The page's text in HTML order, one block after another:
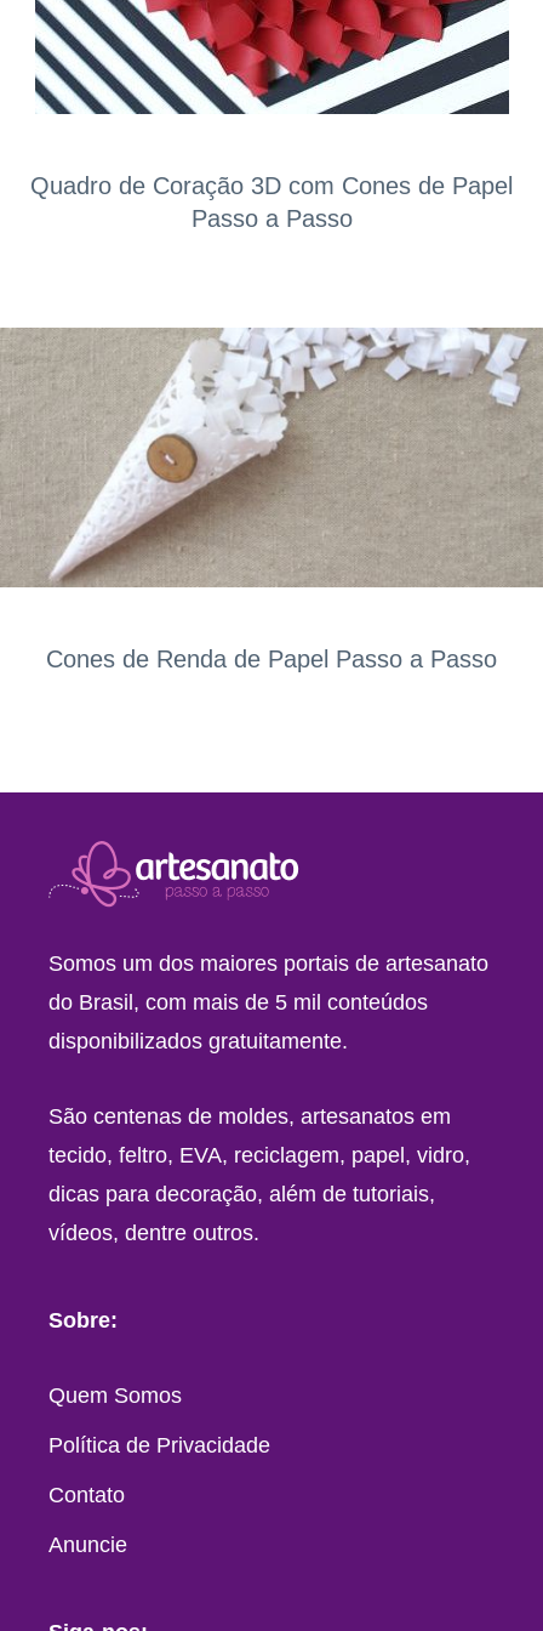
Quadro de Coração 3D com Cones de Papel
Passo a Passo
Cones de Renda de Papel Passo a Passo
Somos um dos maiores portais de artesanato
do Brasil, com mais de 5 mil conteúdos
disponibilizados gratuitamente.
São centenas de moldes, artesanatos em
tecido, feltro, EVA, reciclagem, papel, vidro,
dicas para decoração, além de tutoriais,
vídeos, dentre outros.
Sobre:
Quem Somos
Política de Privacidade
Contato
Anuncie